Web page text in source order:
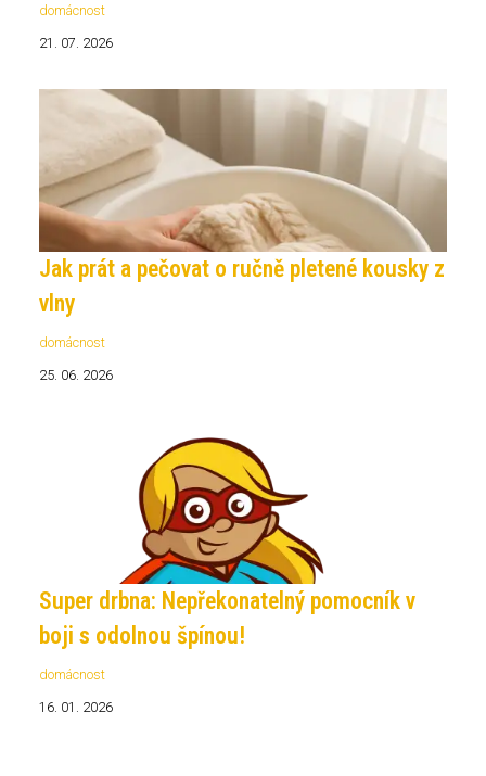
domácnost
21. 07. 2026
Jak prát a pečovat o ručně pletené kousky z
vlny
domácnost
25. 06. 2026
Super drbna: Nepřekonatelný pomocník v
boji s odolnou špínou!
domácnost
16. 01. 2026